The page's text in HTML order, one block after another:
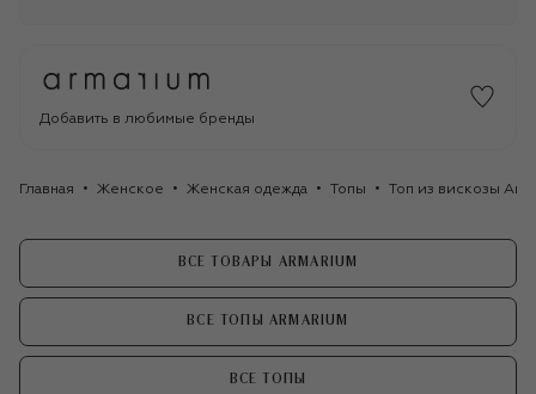
Добавить в любимые бренды
Главная Женское Женская одежда Топы Топ из вискозы
ВСЕ ТОВАРЫ ARMARIUM
ВСЕ ТОПЫ ARMARIUM
ВСЕ ТОПЫ